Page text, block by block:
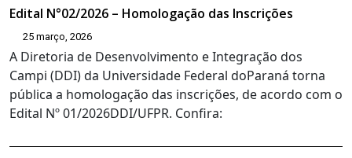
Edital N°02/2026 – Homologação das Inscrições
25 março, 2026
A Diretoria de Desenvolvimento e Integração dos
Campi (DDI) da Universidade Federal doParaná torna
pública a homologação das inscrições, de acordo com o
Edital Nº 01/2026DDI/UFPR. Confira: